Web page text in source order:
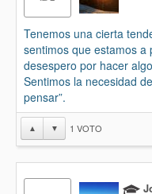
Tenemos una cierta
sentimos que estamos a
desespero por hacer
Sentimos la necesidad
pensar”.
▲ ▼ 1 VOTO